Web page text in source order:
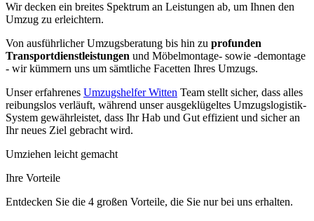
Wir decken ein breites Spektrum an Leistungen ab, um Ihnen den
Umzug zu erleichtern.
Von ausführlicher Umzugsberatung bis hin zu profunden
Transportdienstleistungen und Möbelmontage- sowie -demontage
- wir kümmern uns um sämtliche Facetten Ihres Umzugs.
Unser erfahrenes Umzugshelfer Witten Team stellt sicher, dass alles
reibungslos verläuft, während unser ausgeklügeltes Umzugslogistik-
System gewährleistet, dass Ihr Hab und Gut effizient und sicher an
Ihr neues Ziel gebracht wird.
Umziehen leicht gemacht
Ihre Vorteile
Entdecken Sie die 4 großen Vorteile, die Sie nur bei uns erhalten.